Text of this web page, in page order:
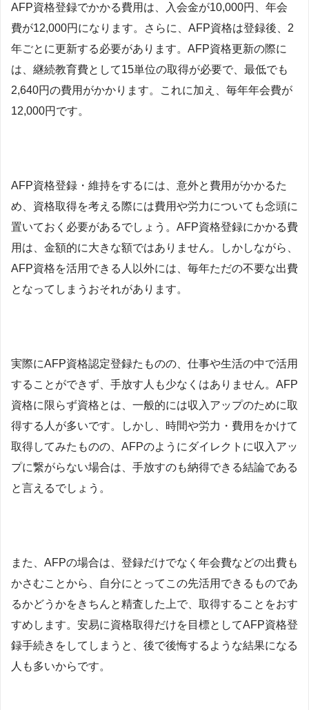
AFP資格登録でかかる費用は、入会金が10,000円、年会
費が12,000円になります。さらに、AFP資格は登録後、2
年ごとに更新する必要があります。AFP資格更新の際に
は、継続教育費として15単位の取得が必要で、最低でも
2,640円の費用がかかります。これに加え、毎年年会費が
12,000円です。
AFP資格登録・維持をするには、意外と費用がかかるた
め、資格取得を考える際には費用や労力についても念頭に
置いておく必要があるでしょう。AFP資格登録にかかる費
用は、金額的に大きな額ではありません。しかしながら、
AFP資格を活用できる人以外には、毎年ただの不要な出費
となってしまうおそれがあります。
実際にAFP資格認定登録たものの、仕事や生活の中で活用
することができず、手放す人も少なくはありません。AFP
資格に限らず資格とは、一般的には収入アップのために取
得する人が多いです。しかし、時間や労力・費用をかけて
取得してみたものの、AFPのようにダイレクトに収入アッ
プに繋がらない場合は、手放すのも納得できる結論である
と言えるでしょう。
また、AFPの場合は、登録だけでなく年会費などの出費も
かさむことから、自分にとってこの先活用できるものであ
るかどうかをきちんと精査した上で、取得することをおす
すめします。安易に資格取得だけを目標としてAFP資格登
録手続きをしてしまうと、後で後悔するような結果になる
人も多いからです。